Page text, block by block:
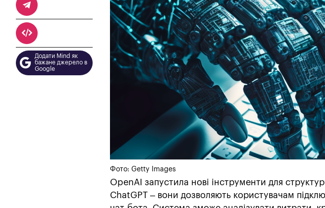
Додати Mind як
бажане джерело в
Google
Фото: Getty Images
OpenAI запустила нові інструменти для
ChatGPT – вони дозволяють користувачам